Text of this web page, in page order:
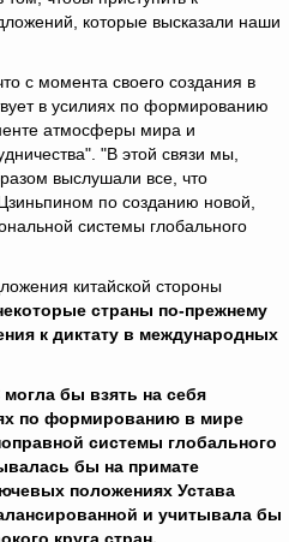
которые высказали наши
с момента своего создания в
в усилиях по формированию
атмосферы мира и
"В этой связи мы,
выслушали все, что
по созданию новой,
системы глобального
китайской стороны
страны по-прежнему
к диктату в международных
бы взять на себя
по формированию в мире
системы глобального
бы на примате
положениях Устава
и учитывала бы